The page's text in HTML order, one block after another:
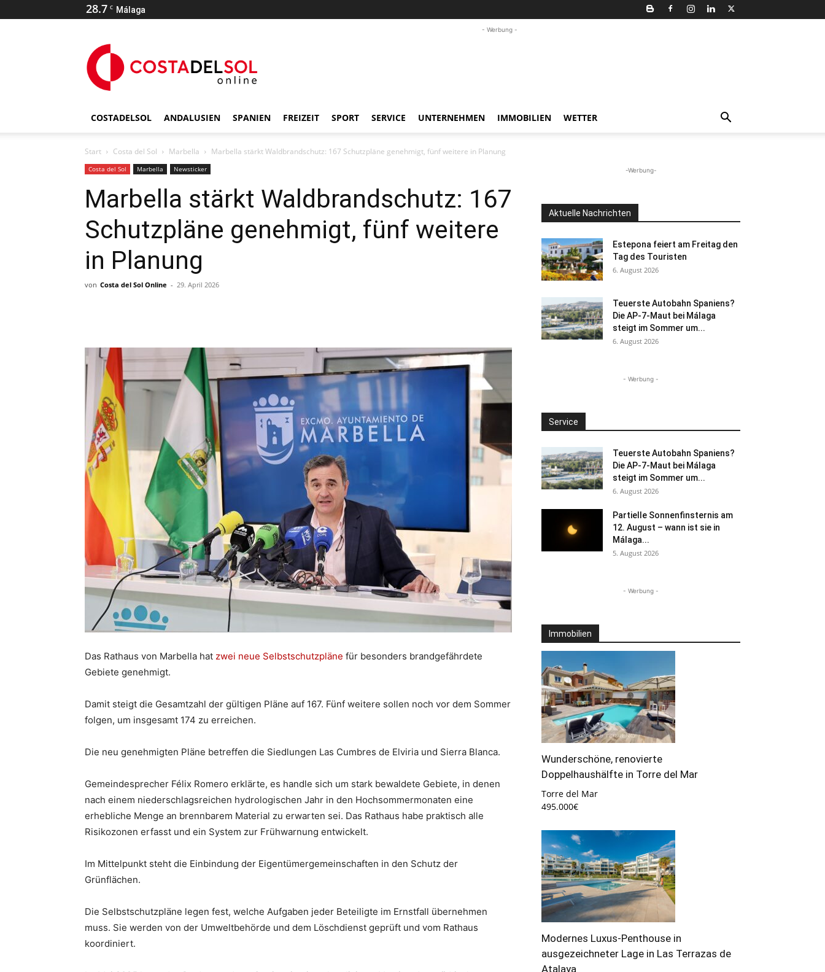
28.7 C Málaga
- Werbung -
COSTADELSOL ANDALUSIEN SPANIEN FREIZEIT SPORT SERVICE UNTERNEHMEN IMMOBILIEN WETTER
Start Costa del Sol Marbella Marbella stärkt Waldbrandschutz: 167 Schutzpläne genehmigt, fünf weitere in Planung
Costa del Sol Marbella Newsticker
Marbella stärkt Waldbrandschutz: 167
Schutzpläne genehmigt, fünf weitere
in Planung
von Costa del Sol Online - 29. April 2026
Das Rathaus von Marbella hat zwei neue Selbstschutzpläne für besonders brandgefährdete
Gebiete genehmigt.
Damit steigt die Gesamtzahl der gültigen Pläne auf 167. Fünf weitere sollen noch vor dem Sommer
folgen, um insgesamt 174 zu erreichen.
Die neu genehmigten Pläne betreffen die Siedlungen Las Cumbres de Elviria und Sierra Blanca.
Gemeindesprecher Félix Romero erklärte, es handle sich um stark bewaldete Gebiete, in denen
nach einem niederschlagsreichen hydrologischen Jahr in den Hochsommermonaten eine
erhebliche Menge an brennbarem Material zu erwarten sei. Das Rathaus habe praktisch alle
Risikozonen erfasst und ein System zur Frühwarnung entwickelt.
Im Mittelpunkt steht die Einbindung der Eigentümergemeinschaften in den Schutz der
Grünflächen.
Die Selbstschutzpläne legen fest, welche Aufgaben jeder Beteiligte im Ernstfall übernehmen
muss. Sie werden von der Umweltbehörde und dem Löschdienst geprüft und vom Rathaus
koordiniert.
-Werbung-
Aktuelle Nachrichten
Estepona feiert am Freitag den
Tag des Touristen
6. August 2026
Teuerste Autobahn Spaniens?
Die AP-7-Maut bei Málaga
steigt im Sommer um...
6. August 2026
- Werbung -
Service
Teuerste Autobahn Spaniens?
Die AP-7-Maut bei Málaga
steigt im Sommer um...
6. August 2026
Partielle Sonnenfinsternis am
12. August – wann ist sie in
Málaga...
5. August 2026
- Werbung -
Immobilien
Wunderschöne, renovierte
Doppelhaushälfte in Torre del Mar
Torre del Mar
495.000€
Modernes Luxus-Penthouse in
ausgezeichneter Lage in Las Terrazas de
Atalaya